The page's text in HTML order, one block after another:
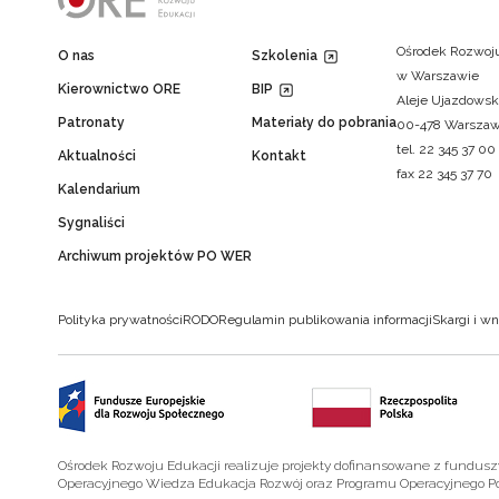
O nas
Kierownictwo ORE
Patronaty
Aktualności
Kalendarium
Sygnaliści
Archiwum projektów PO WER
Szkolenia
BIP
Materiały do pobrania
Kontakt
Ośrodek
w Warszawie
Aleje
00-478
tel. 22 345 37 00
fax 22 345 37 70
Polityka prywatnościRODORegulamin publikowania informacjiSkargi i
Ośrodek Rozwoju Edukacji realizuje projekty dofinansowane z
Operacyjnego Wiedza Edukacja Rozwój oraz Programu Operacyjnego